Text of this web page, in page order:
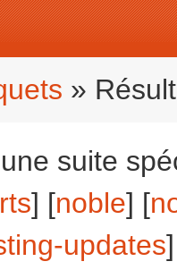
»
suite
] [noble] [
updates